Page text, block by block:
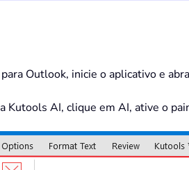
Outlook, inicie o aplicativo e
Kutools AI, clique em AI, ative o